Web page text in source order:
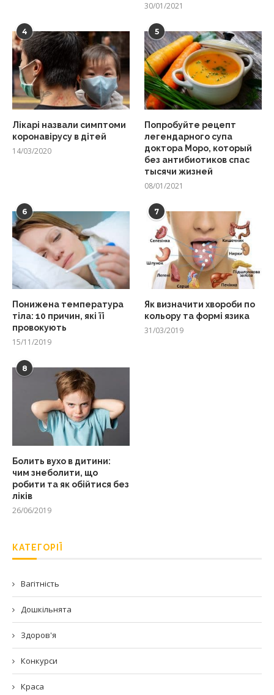
30/01/2021
4
Лікарі назвали симптоми
коронавірусу в дітей
14/03/2020
5
Попробуйте рецепт
легендарного супа
доктора Моро, который
без антибиотиков спас
тысячи жизней
08/01/2021
6
Понижена температура
тіла: 10 причин, які її
провокують
15/11/2019
7
Як визначити хвороби по
кольору та формі язика
31/03/2019
8
Болить вухо в дитини:
чим знеболити, що
робити та як обійтися без
ліків
26/06/2019
КАТЕГОРІЇ
Вагітність
Дошкільнята
Здоров'я
Конкурси
Краса